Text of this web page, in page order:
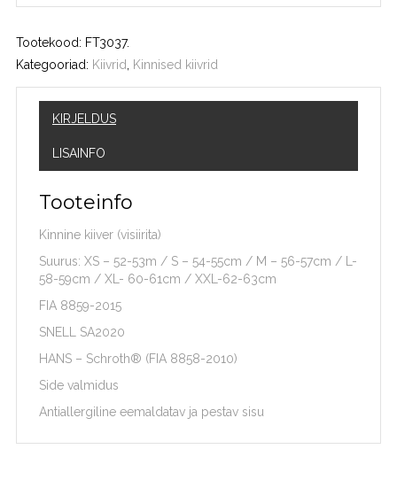
Tootekood: FT3037.
Kategooriad: Kiivrid Kinnised kiivrid
KIRJELDUS
LISAINFO
Tooteinfo
Kinnine kiiver (visiirita)
Suurus: XS – 52-53m / S – 54-55cm / M – 56-57cm / L-
58-59cm / XL- 60-61cm / XXL-62-63cm
FIA 8859-2015
SNELL SA2020
HANS – Schroth® (FIA 8858-2010)
Side valmidus
Antiallergiline eemaldatav ja pestav sisu